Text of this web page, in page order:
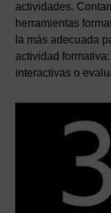
actividades.
herramientas
la más adecuada
actividad
interactivas o